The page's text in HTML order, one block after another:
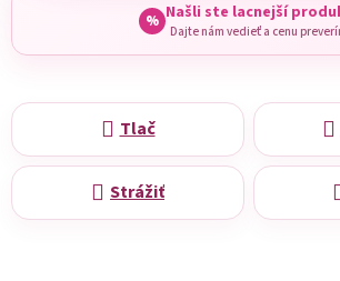
% Našli ste lacnejší
Dajte nám vedieť a cenu
Tlač
Strážiť